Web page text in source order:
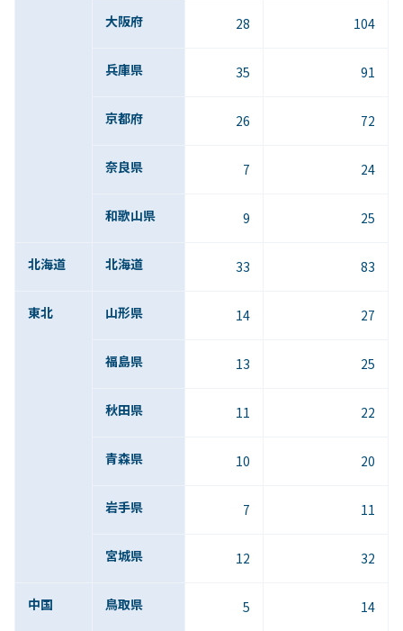
大阪府 28 104
兵庫県 35 91
京都府 26 72
奈良県 7 24
和歌山県 9 25
北海道 北海道 33 83
東北 山形県 14 27
福島県 13 25
秋田県 11 22
青森県 10 20
岩手県 7 11
宮城県 12 32
中国 鳥取県 5 14